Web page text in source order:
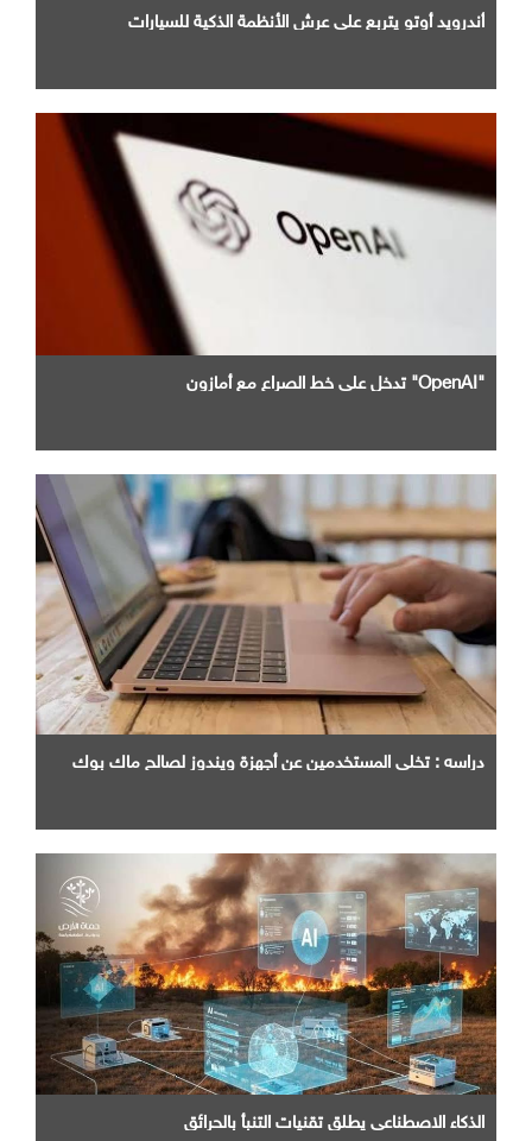
أندرويد أوتو يتربع علي عرش الأنظمة الذكية للسيارات
"OpenAI" تدخل علي خط الصراع مع أمازون
دراسه : تخلي المستخدمين عن أجهزة ويندوز لصالح ماك بوك
الذكاء الاصطناعي يطلق تقنيات التنبأ بالحرائق